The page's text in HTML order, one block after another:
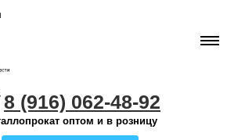
8 (916) 062-48-92
оптом и в розницу